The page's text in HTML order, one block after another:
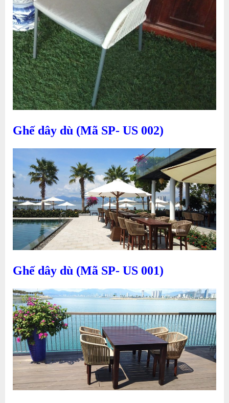
Ghế dây dù (Mã SP- US 002)
Ghế dây dù (Mã SP- US 001)